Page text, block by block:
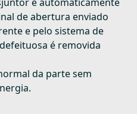
de abertura enviado
e pelo sistema de
é removida
da parte sem